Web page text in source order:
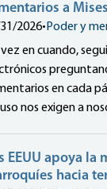
a
2026• Poder y
vez en cuando,
en cada
nos exigen a
EEUU apoya la
hacia